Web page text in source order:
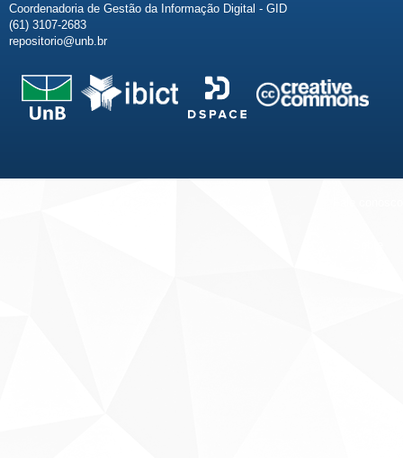
Coordenadoria de Gestão da Informação Digital - GID
(61) 3107-2683
repositorio@unb.br